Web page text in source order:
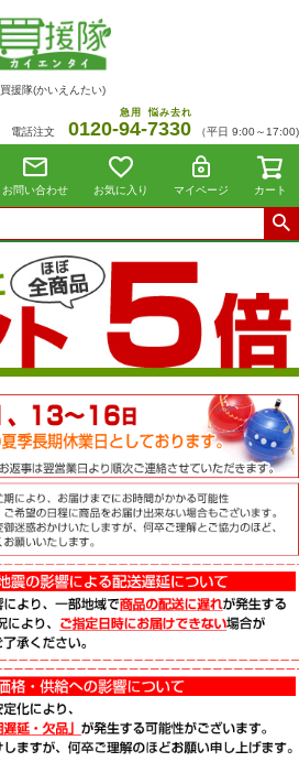
買援隊(かいえんたい)
電話注文 0120-94
急用
-7330
悩み去れ
（平日 9:00～17:00)
お問い合わせ お気に入り マイページ カート